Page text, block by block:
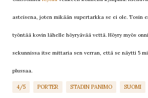
asteisena, joten mikään supertarkka se ei ole. Tosin
työntää kovin lähelle höyryävää vettä. Höyry myös
sekunnissa itse mittaria sen verran, että se näytti 5
plussaa.
4/5 PORTER STADIN PANIMO SUOMI